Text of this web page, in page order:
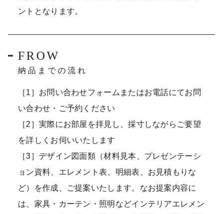
ントとなります。
FROW
納品までの流れ
［1］お問い合わせフォームまたはお電話にてお問
い合わせ・ご予約ください
［2］実際にお部屋を拝見し、採寸しながらご要望
を詳しくお伺いいたします
［3］デザイン図面類（材料見本、プレゼンテーシ
ョン資料、エレメント表、明細表、お見積もりな
ど）を作成、ご提案いたします。なお提案内容に
は、家具・カーテン・照明などインテリアエレメン